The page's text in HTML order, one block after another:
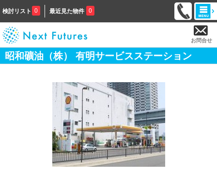
検討リスト 0 最近見た物件 0
お問合せ
昭和礦油（株） 有明サービスステーション